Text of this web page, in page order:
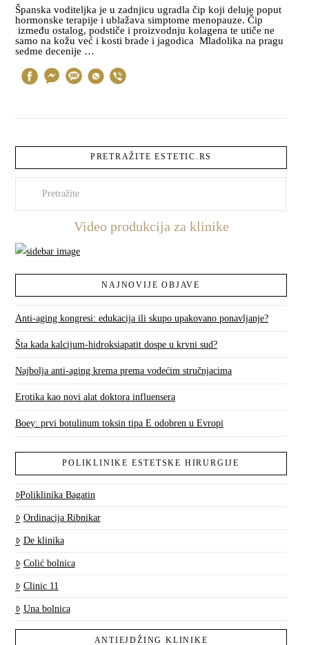
Španska voditeljka je u zadnjicu ugradla čip koji deluje poput
hormonske terapije i ublažava simptome menopauze. Čip
između ostalog, podstiče i proizvodnju kolagena te utiče ne
samo na kožu već i kosti brade i jagodica Mladolika na pragu
sedme decenije …
PRETRAŽITE ESTETIC.RS
Video produkcija za klinike
NAJNOVIJE OBJAVE
Anti-aging kongresi: edukacija ili skupo upakovano ponavljanje?
Šta kada kalcijum-hidroksiapatit dospe u krvni sud?
Najbolja anti-aging krema prema vodećim stručnjacima
Erotika kao novi alat doktora influensera
Boey: prvi botulinum toksin tipa E odobren u Evropi
POLIKLINIKE ESTETSKE HIRURGIJE
Poliklinika Bagatin
Ordinacija Ribnikar
De klinika
Colić bolnica
Clinic 11
Una bolnica
ANTIEJDŽING KLINIKE